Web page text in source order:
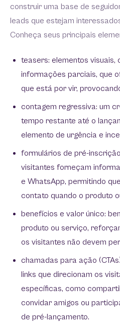
construir uma base de
leads que estejam
Conheça seus principais
teasers: elementos visuais,
informações parciais, que
que está por vir,
contagem regressiva: um
tempo restante até o
elemento de urgência e
formulários de pré-
visitantes forneçam
e WhatsApp, permitindo
contato quando o produto
benefícios e valor único:
produto ou serviço,
os visitantes não devem
chamadas para ação
links que direcionam os
específicas, como
convidar amigos ou
de pré-lançamento.